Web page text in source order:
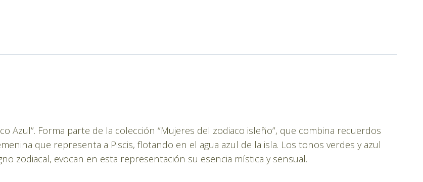
Azul”. Forma parte de la colección “Mujeres del zodiaco isleño”, que combina recuerdos
que representa a Piscis, flotando en el agua azul de la isla. Los tonos verdes y azul
zodiacal, evocan en esta representación su esencia mística y sensual.